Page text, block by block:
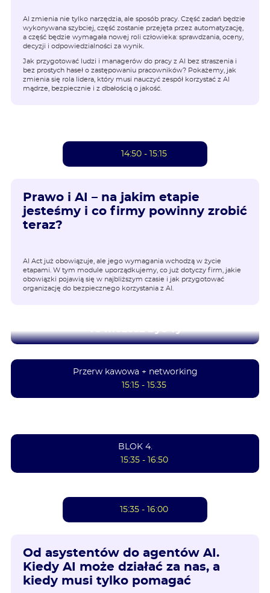
AI zmienia nie tylko narzędzia, ale sposób pracy. Część zadań będzie
wykonywana szybciej, część zostanie przejęta przez automatyzację,
a część będzie wymagała nowej roli człowieka: sprawdzania, oceny,
decyzji i odpowiedzialności za wynik.
Jak przygotować ludzi i managerów do pracy z AI bez straszenia i
bez prostych haseł o zastępowaniu pracowników? Pokażemy, jak
zmienia się rola lidera, który musi nauczyć zespół korzystać z AI
mądrze, bezpiecznie i z dbałością o jakość.
14:50 - 15:15
Prawo i AI – na jakim etapie
jesteśmy i co firmy powinny zrobić
teraz?
AI Act już obowiązuje, ale jego wymagania wchodzą w życie
etapami. W tym module uporządkujemy, co już dotyczy firm, jakie
obowiązki pojawią się w najbliższym czasie i jak przygotować
organizację do bezpiecznego korzystania z AI.
Przerw kawowa + networking
15:15 - 15:35
BLOK 4.
15:35 - 16:50
15:35 - 16:00
Od asystentów do agentów AI.
Kiedy AI może działać za nas, a
kiedy musi tylko pomagać